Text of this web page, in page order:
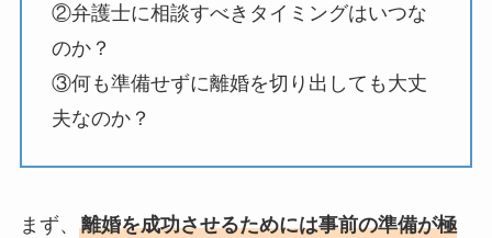
②弁護士に相談すべきタイミングはいつな
のか？
③何も準備せずに離婚を切り出しても大丈
夫なのか？
まず、 離婚を成功させるためには事前の準備が極